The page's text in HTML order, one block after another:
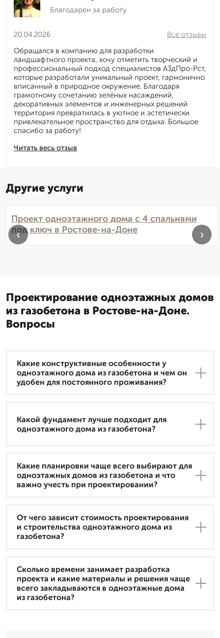
Благодарен за работу
20.04.2026
Читать весь отзыв
Все отзывы
Обращался в компанию для разработки
ландшафтного проекта, хочу отметить творческий и
профессиональный подход специалистов А3дПро-Рст,
которые разработали уникальный проект, гармонично
вписанный в природное окружение. Благодаря
грамотному сочетанию зелёных насаждений,
декоративных элементов и инженерных решений
территория превратилась в уютное и эстетически
привлекательное пространство для отдыха. Большое
спасибо за работу!
Другие услуги
Проект одноэтажного дома с 4 спальнями
под ключ в Ростове-на-Доне
‹ ›
Проектирование одноэтажных домов
из газобетона в Ростове-на-Доне.
Вопросы
Какие конструктивные особенности у
одноэтажного дома из газобетона и чем он
удобен для постоянного проживания?
Какой фундамент лучше подходит для
одноэтажного дома из газобетона?
Какие планировки чаще всего выбирают для
одноэтажных домов из газобетона и что
важно учесть при проектировании?
От чего зависит стоимость проектирования
и строительства одноэтажного дома из
газобетона?
Сколько времени занимает разработка
проекта и какие материалы и решения чаще
всего закладываются в одноэтажные дома
из газобетона?